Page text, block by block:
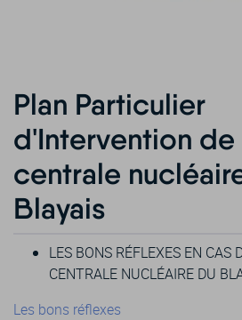
Plan Particulier
d'Intervention de
centrale
Blayais
LES BONS RÉFLEXES EN CAS
CENTRALE NUCLÉAIRE DU
Les bons réflexes